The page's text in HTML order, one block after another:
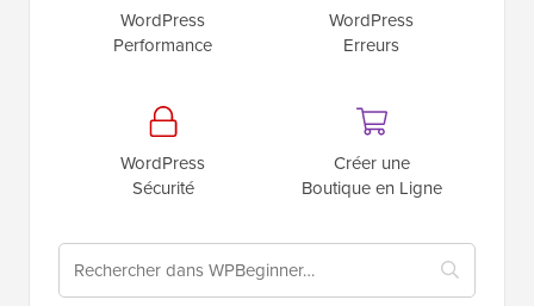
WordPress
Performance
WordPress
Erreurs
WordPress
Sécurité
Créer une
Boutique en Ligne